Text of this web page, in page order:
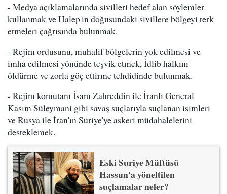
- Medya açıklamalarında sivilleri hedef alan söylemler
kullanmak ve Halep'in doğusundaki sivillere bölgeyi terk
etmeleri çağrısında bulunmak.
- Rejim ordusunu, muhalif bölgelerin yok edilmesi ve
imha edilmesi yönünde teşvik etmek, İdlib halkını
öldürme ve zorla göç ettirme tehdidinde bulunmak.
- Rejim komutanı İsam Zahreddin ile İranlı General
Kasım Süleymani gibi savaş suçlarıyla suçlanan isimleri
ve Rusya ile İran'ın Suriye'ye askeri müdahalelerini
desteklemek.
Eski Suriye Müftüsü
Hassun'a yöneltilen
suçlamalar neler?